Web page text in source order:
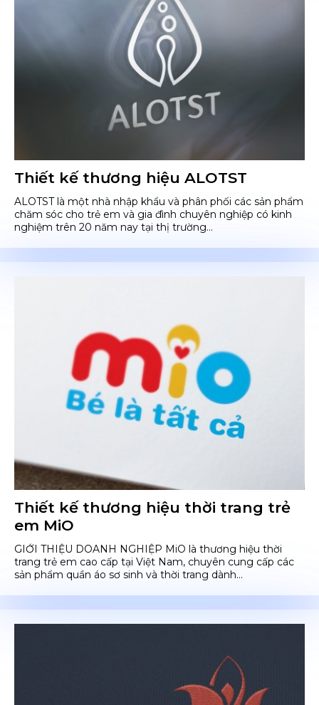
Thiết kế thương hiệu ALOTST
ALOTST là một nhà nhập khẩu và phân phối các sản phẩm
chăm sóc cho trẻ em và gia đình chuyên nghiệp có kinh
nghiệm trên 20 năm nay tại thị trường...
Thiết kế thương hiệu thời trang trẻ
em MiO
GIỚI THIỆU DOANH NGHIỆP MiO là thương hiệu thời
trang trẻ em cao cấp tại Việt Nam, chuyên cung cấp các
sản phẩm quần áo sơ sinh và thời trang dành...